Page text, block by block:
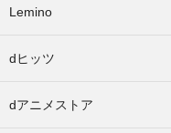
Lemino
dヒッツ
dアニメストア